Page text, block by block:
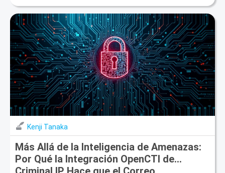
Kenji Tanaka
Más Allá de la Inteligencia de Amenazas:
Por Qué la Integración OpenCTI de